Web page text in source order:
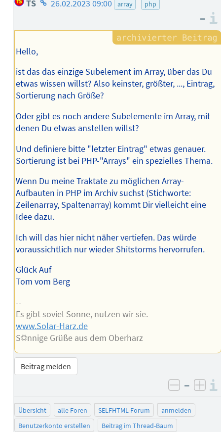
TS
Autors
26.02.2023 09:00 array php
–
Hello,
ist das das einzige Subelement im Array, über das Du
etwas wissen willst? Also keinster, größter, ..., Eintrag,
Sortierung nach Größe?
Oder gibt es noch andere Subelemente im Array, mit
denen Du etwas anstellen willst?
Und definiere bitte "letzter Eintrag" etwas genauer.
Sortierung ist bei PHP-"Arrays" ein spezielles Thema.
Wenn Du meine Traktate zu möglichen Array-
Aufbauten in PHP im Archiv suchst (Stichworte:
Zeilenarray, Spaltenarray) kommt Dir vielleicht eine
Idee dazu.
Ich will das hier nicht näher vertiefen. Das würde
voraussichtlich nur wieder Shitstorms hervorrufen.
Glück Auf
Tom vom Berg
--
Es gibt soviel Sonne, nutzen wir sie.
www.Solar-Harz.de
S☼nnige Grüße aus dem Oberharz
Beitrag melden
negativ
–
Übersicht alle Foren SELFHTML-Forum
anmelden
Benutzerkonto erstellen
Beitrag im Thread-Baum